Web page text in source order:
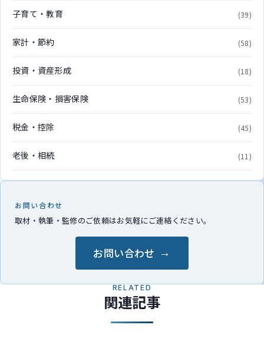
子育て・教育 (39)
家計・節約 (58)
投資・資産形成 (18)
生命保険・損害保険 (53)
税金・控除 (45)
老後・相続 (11)
お問い合わせ
取材・執筆・監修のご依頼はお気軽にご連絡ください。
お問い合わせ
RELATED
関連記事